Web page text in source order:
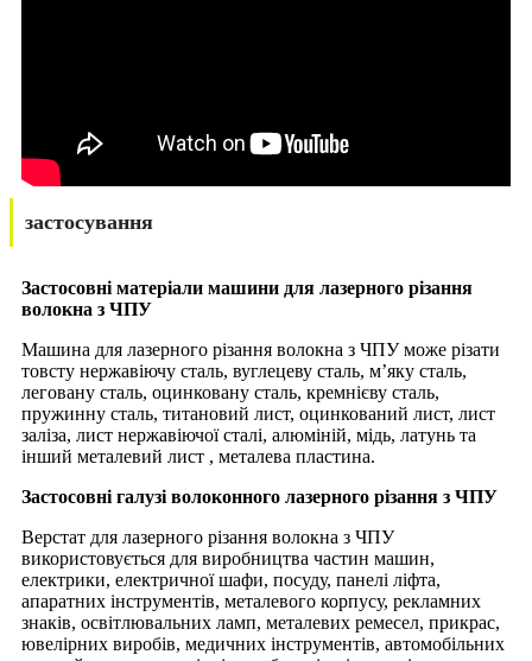
застосування
Застосовні матеріали машини для лазерного різання
волокна з ЧПУ
Машина для лазерного різання волокна з ЧПУ може різати
товсту нержавіючу сталь, вуглецеву сталь, м’яку сталь,
леговану сталь, оцинковану сталь, кремнієву сталь,
пружинну сталь, титановий лист, оцинкований лист, лист
заліза, лист нержавіючої сталі, алюміній, мідь, латунь та
інший металевий лист , металева пластина.
Застосовні галузі волоконного лазерного різання з ЧПУ
Верстат для лазерного різання волокна з ЧПУ
використовується для виробництва частин машин,
електрики, електричної шафи, посуду, панелі ліфта,
апаратних інструментів, металевого корпусу, рекламних
знаків, освітлювальних ламп, металевих ремесел, прикрас,
ювелірних виробів, медичних інструментів, автомобільних